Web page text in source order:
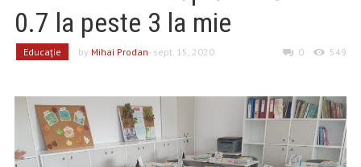
0.7 la peste 3 la mie
Educaţie by Mihai Prodan- sept. 15, 2020 0 549